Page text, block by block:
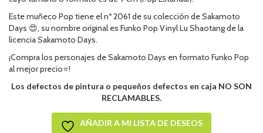
Este muñeco Pop tiene el nº 2061 de su colección de Sakamoto
Days 😍, su nombre original es Funko Pop Vinyl Lu Shaotang de la
licencia Sakamoto Days.
¡Compra los personajes de Sakamoto Days en formato Funko Pop
al mejor precio⭐!
Los defectos de pintura o pequeños defectos en caja NO SON
RECLAMABLES.
AÑADIR A MI LISTA DE DESEOS